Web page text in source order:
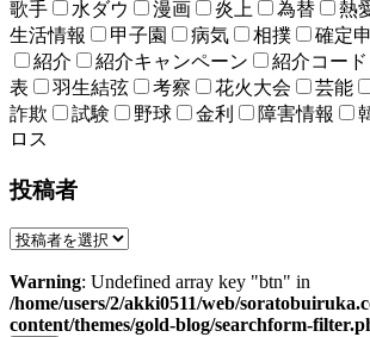
歌手
水ダウ 漫画 炎上 為替 熱
生活情報
甲子園 病気 相撲 確定
紹介
紹介キャンペーン 紹介コード
表
羽生結弦 考察 花火大会 芸能
詐欺
試験 野球 金利 障害情報
ロス
投稿者
Warning: Undefined array key "btn" in
/home/users/2/akki0511/web/
content/themes/gold-blog/searchform-